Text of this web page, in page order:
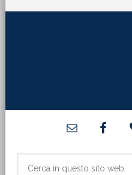
primaria